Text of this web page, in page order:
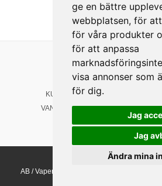
ge en bättre
webbplatsen, för
för våra produkter
för att anpassa
visa annonser som
för dig.
Jag
Jag
Ändra mina
Länkar
HEM
KUNDSERVICE
VANLIGA FRÅGOR
NYHETER
Copyright © 2009-2026
AB / Vapenvårdsbutiken | E-post: